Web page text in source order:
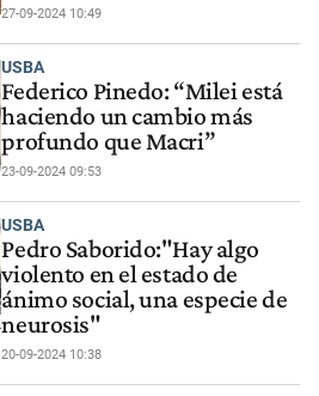
27-09-2024 10:49
USBA
Federico Pinedo: “Milei está
haciendo un cambio más
profundo que Macri”
23-09-2024 09:53
USBA
Pedro Saborido:"Hay algo
violento en el estado de
ánimo social, una especie de
neurosis"
20-09-2024 10:38